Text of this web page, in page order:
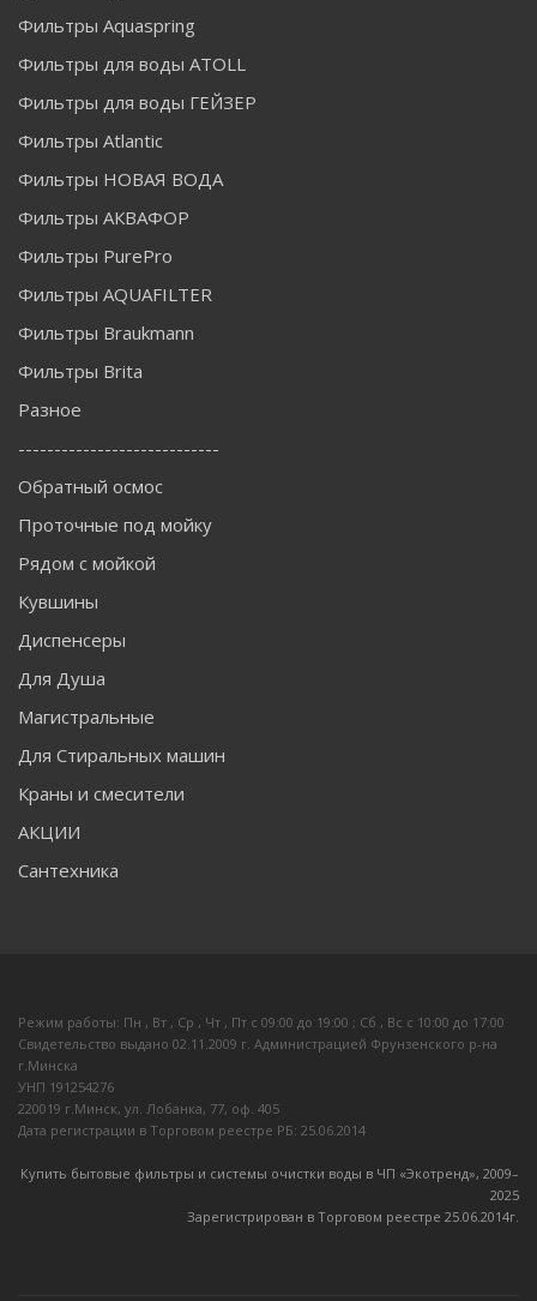
Фильтры Aquaspring
Фильтры для воды ATOLL
Фильтры для воды ГЕЙЗЕР
Фильтры Atlantic
Фильтры НОВАЯ ВОДА
Фильтры АКВАФОР
Фильтры PurePro
Фильтры AQUAFILTER
Фильтры Braukmann
Фильтры Brita
Разное
----------------------------
Обратный осмос
Проточные под мойку
Рядом с мойкой
Кувшины
Диспенсеры
Для Душа
Магистральные
Для Стиральных машин
Краны и смесители
АКЦИИ
Сантехника
Режим работы: Пн , Вт , Ср , Чт , Пт c 09:00 до 19:00 ; Сб , Вс c 10:00 до 17:00
Свидетельство выдано 02.11.2009 г. Администрацией Фрунзенского р-на
г.Минска
УНП 191254276
220019 г.Минск, ул. Лобанка, 77, оф. 405
Дата регистрации в Торговом реестре РБ: 25.06.2014
Купить бытовые фильтры и системы очистки воды в ЧП «Экотренд», 2009–
2025
Зарегистрирован в Торговом реестре 25.06.2014г.